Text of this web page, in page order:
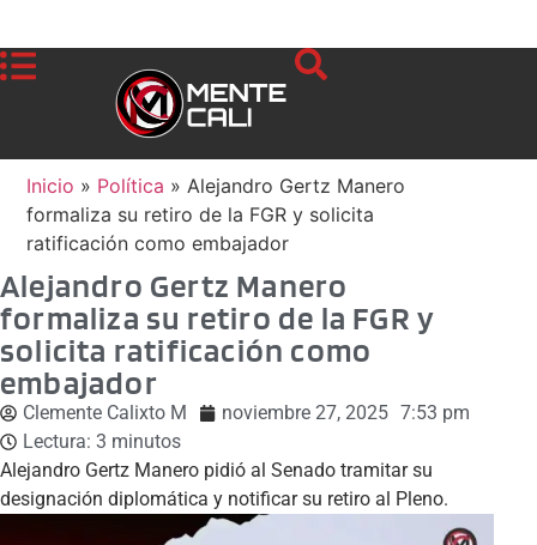
Inicio » Política » Alejandro Gertz Manero
formaliza su retiro de la FGR y solicita
ratificación como embajador
Alejandro Gertz Manero
formaliza su retiro de la FGR y
solicita ratificación como
embajador
Clemente Calixto M noviembre 27, 2025 7:53 pm
Lectura: 3 minutos
Alejandro Gertz Manero pidió al Senado tramitar su
designación diplomática y notificar su retiro al Pleno.